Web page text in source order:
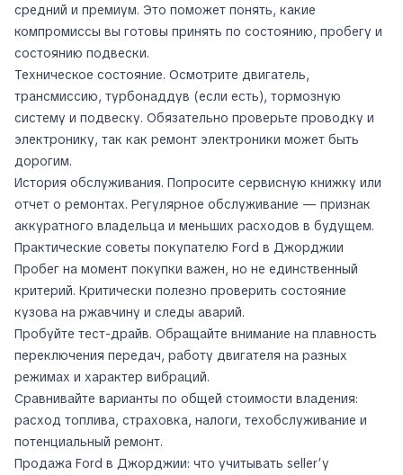
средний и премиум. Это поможет понять, какие
компромиссы вы готовы принять по состоянию, пробегу и
состоянию подвески.
Техническое состояние. Осмотрите двигатель,
трансмиссию, турбонаддув (если есть), тормозную
систему и подвеску. Обязательно проверьте проводку и
электронику, так как ремонт электроники может быть
дорогим.
История обслуживания. Попросите сервисную книжку или
отчет о ремонтах. Регулярное обслуживание — признак
аккуратного владельца и меньших расходов в будущем.
Практические советы покупателю Ford в Джорджии
Пробег на момент покупки важен, но не единственный
критерий. Критически полезно проверить состояние
кузова на ржавчину и следы аварий.
Пробуйте тест-драйв. Обращайте внимание на плавность
переключения передач, работу двигателя на разных
режимах и характер вибраций.
Сравнивайте варианты по общей стоимости владения:
расход топлива, страховка, налоги, техобслуживание и
потенциальный ремонт.
Продажа Ford в Джорджии: что учитывать seller’у